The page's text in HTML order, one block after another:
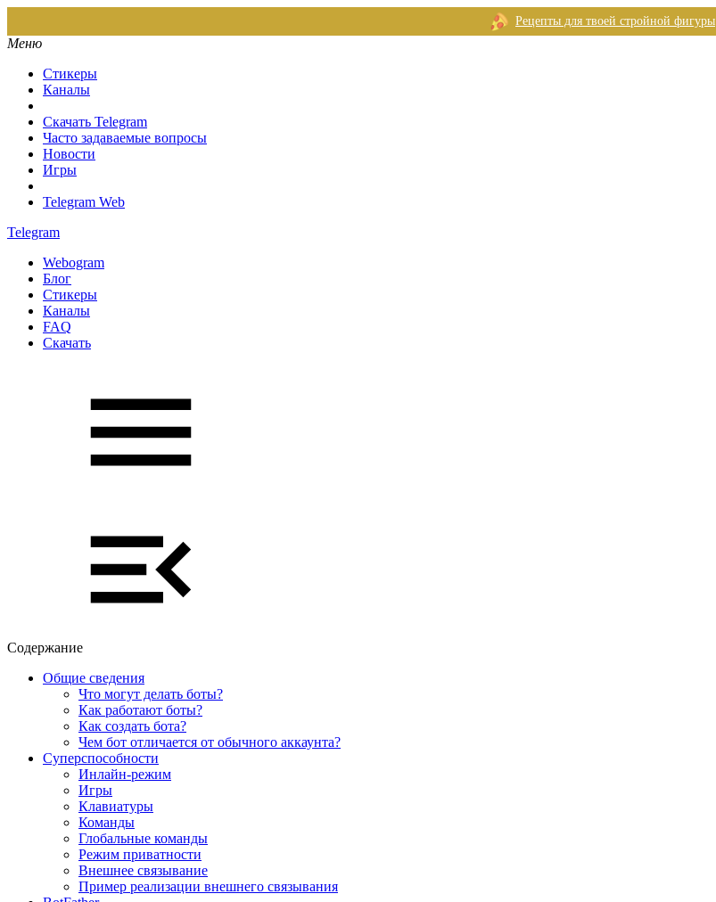
Рецепты для твоей стройной фигуры
Меню
Стикеры
Каналы
Скачать Telegram
Часто задаваемые вопросы
Новости
Игры
Telegram Web
Telegram
Webogram
Блог
Стикеры
Каналы
FAQ
Скачать
Содержание
Общие сведения
Что могут делать боты?
Как работают боты?
Как создать бота?
Чем бот отличается от обычного аккаунта?
Суперспособности
Инлайн-режим
Игры
Клавиатуры
Команды
Глобальные команды
Режим приватности
Внешнее связывание
Пример реализации внешнего связывания